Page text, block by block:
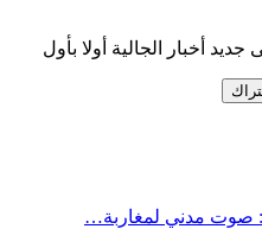
أخبار الجالية أولا بأول
صوت مدني لمغاربة…